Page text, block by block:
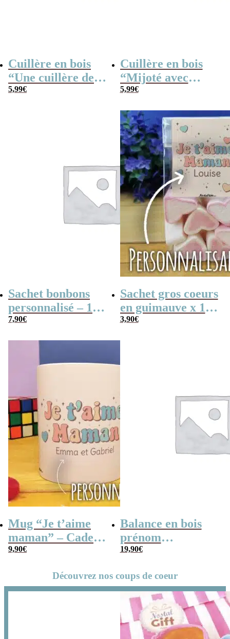
Cuillère en bois
“Une cuillère de
petits bisous”
5,99€
Cuillère en bois
“Mijoté avec
amour”
30 cm
5,99€
Sachet bonbons
personnalisé – 15
nougats tendres –
7,90€
Sachet gros coeurs
en guimauve x 15
– “Je t’aime
3,90€
Mug “Je t’aime
maman” – Cadeau
personnalisable
9,90€
Balance en bois
prénom
personnalisable –
merveilleuse des
mamans”
19,90€
Découvrez nos coups de coeur